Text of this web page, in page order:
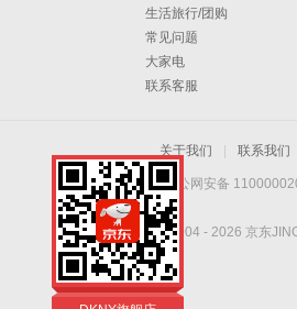
生活旅行/团购
常见问题
大家电
联系客服
关于我们 联系我们
京公网安备
Copyright © 2004 - 2026 京东
DKNY旗舰店